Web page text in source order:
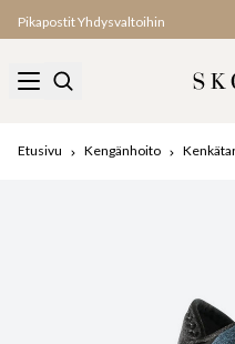
Pikapostit Yhdysvaltoihin
Etusivu Kengänhoito